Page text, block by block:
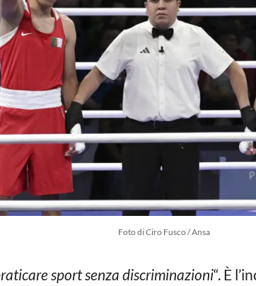
Foto di Ciro Fusco / Ansa
sport senza discriminazioni“. È